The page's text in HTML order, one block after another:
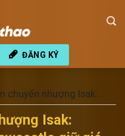
ĐĂNG KÝ
chuyển nhượng Isak:
Isak: